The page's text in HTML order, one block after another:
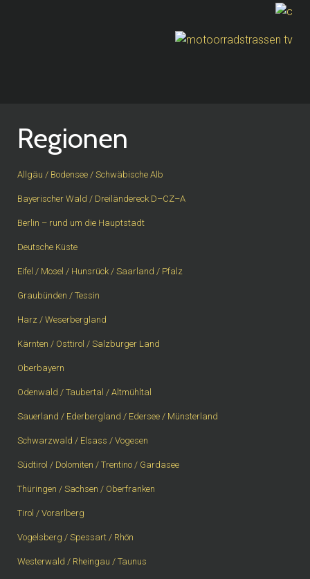
Regionen
Allgäu / Bodensee / Schwäbische Alb
Bayerischer Wald / Dreiländereck D–CZ–A
Berlin – rund um die Hauptstadt
Deutsche Küste
Eifel / Mosel / Hunsrück / Saarland / Pfalz
Graubünden / Tessin
Harz / Weserbergland
Kärnten / Osttirol / Salzburger Land
Oberbayern
Odenwald / Taubertal / Altmühltal
Sauerland / Ederbergland / Edersee / Münsterland
Schwarzwald / Elsass / Vogesen
Südtirol / Dolomiten / Trentino / Gardasee
Thüringen / Sachsen / Oberfranken
Tirol / Vorarlberg
Vogelsberg / Spessart / Rhön
Westerwald / Rheingau / Taunus